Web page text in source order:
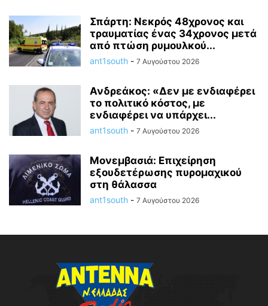
Σπάρτη: Νεκρός 48χρονος και
τραυματίας ένας 34χρονος μετά
από πτώση ρυμουλκού...
ant1south - 7 Αυγούστου 2026
Ανδρεάκος: «Δεν με ενδιαφέρει
το πολιτικό κόστος, με
ενδιαφέρει να υπάρχει...
ant1south - 7 Αυγούστου 2026
Μονεμβασιά: Επιχείρηση
εξουδετέρωσης πυρομαχικού
στη θάλασσα
ant1south - 7 Αυγούστου 2026